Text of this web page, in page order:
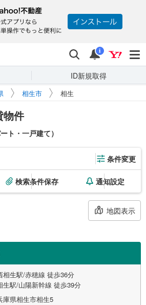
検索 通知
i
ID新規取得
相生市 相生
物件
ト・一戸建て）
条件変更
検索条件保存 通知設定
地図表示
相生駅/赤穂線 徒歩36分
生駅/山陽新幹線 徒歩39分
庫県相生市相生5